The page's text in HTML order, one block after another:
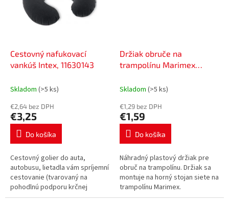
Cestovný nafukovací
vankúš Intex, 11630143
Skladom (>5 ks)
€2,64 bez DPH
€3,25
Do košíka
Cestovný golier do auta,
autobusu, lietadla vám spríjemní
cestovanie (tvarovaný na
pohodlnú podporu krčnej
chrbtice) a nezaberie veľa
Držiak obruče na
trampolínu Marimex
Skladom (>5 ks)
€1,29 bez DPH
€1,59
Do košíka
Náhradný plastový držiak pre
obruč na trampolínu. Držiak sa
montuje na horný stojan siete na
trampolínu Marimex.
Kompatibilný pre trampolíny: